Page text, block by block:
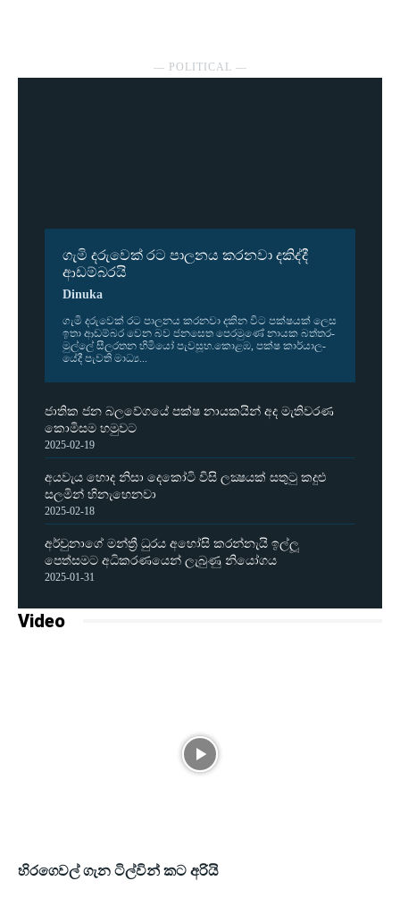
― POLITICAL ―
ගැමි දරුවෙක් රට පාලනය කරනවා දකිද්දී
ආඩම්බරයි
Dinuka
ගැමි දරු­වෙක් රට පාල­නය කර­නවා දකින විට පක්ෂ­යක් ලෙස
ඉතා ආඩ­ම්බර වෙන බව ජන­සෙත පෙර­මුණේ නායක බත්ත­ර­
මුල්ලේ සීල­ර­තන හිමියෝ පැව­සූහ.කොළඹ, පක්ෂ කාර්යා­ල­
යේදී පැවති මාධ්‍ය...
ජාතික ජන බලවේගයේ පක්ෂ නායකයින් අද මැතිවරණ
කොමිසම හමුවට
2025-02-19
අයවැය හොද නිසා දෙකෝටි විසි ලක්‍ෂයක් සතුටු කදුළු
සලමින් හිනැහෙනවා
2025-02-18
අර්චුනාගේ මන්ත්‍රී ධුරය අහෝසි කරන්නැයි ඉල්ලූ
පෙත්සමට අධිකරණයෙන් ලැබුණු නියෝගය
2025-01-31
Video
හිරගෙවල් ගැන ටිල්වින් කට අරියි